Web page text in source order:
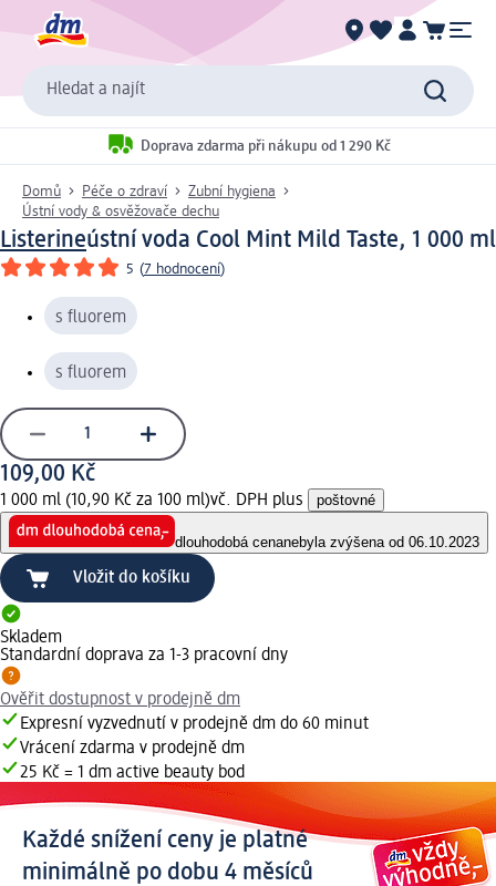
Hledat a najít
Doprava zdarma při nákupu od 1 290 Kč
Domů Péče o zdraví
Zubní hygiena
Ústní vody & osvěžovače dechu
Listerineústní voda Cool Mint Mild Taste, 1 000 ml
5 (7 hodnocení)
s fluorem
s fluorem
109,00 Kč
1 000 ml (10,90 Kč za 100 ml)vč. DPH plus poštovné
dlouhodobá cenanebyla zvýšena od 06.10.2023
Vložit do košíku
Skladem
Standardní doprava za 1-3 pracovní dny
Ověřit dostupnost v prodejně dm
Expresní vyzvednutí v prodejně dm do 60 minut
Vrácení zdarma v prodejně dm
25 Kč = 1 dm active beauty bod
Každé snížení ceny je platné
minimálně po dobu 4 měsíců